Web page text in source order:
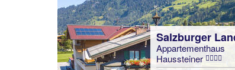
Salzburger
Appartementhaus
Haussteiner